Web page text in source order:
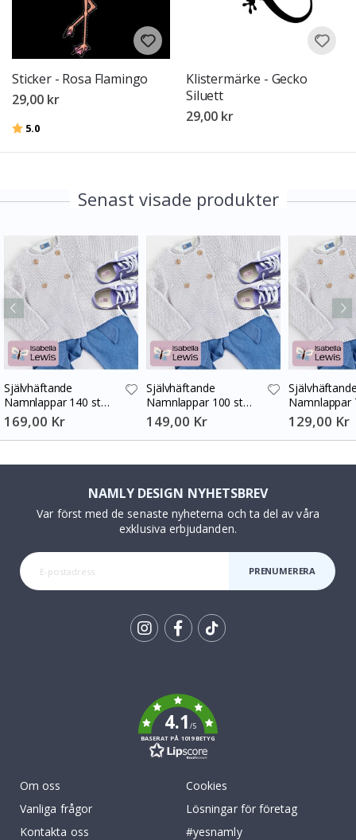
Sticker - Rosa Flamingo
29,00 kr
Betyg:
5.0
Klistermärke - Gecko
Siluett
29,00 kr
Senast visade produkter
Självhäftande
Namnlappar 140 st
30x13 mm
169,00 Kr
Självhäftande
Namnlappar 100 st
30x13 mm
149,00 Kr
Namnlappar
30x13 mm
129,00 Kr
NAMLY DESIGN NYHETSBREV
Var först med de senaste nyheterna och ta del av våra
exklusiva erbjudanden.
PRENUMERERA
4.1/5
BASERAT PÅ 1019 BETYG
Om oss
Vanliga frågor
Kontakta oss
Cookies
Lösningar för företag
#yesnamly